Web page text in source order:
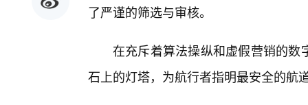
了严谨的筛选与审核。
在充斥着算法操纵和虚假营销的数
石上的灯塔，为航行者指明最安全的航